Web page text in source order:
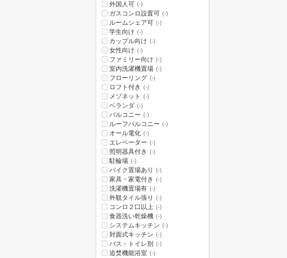
外国人可 (-)
ガスコンロ設置可 (-)
ルームシェア可 (-)
学生向け (-)
カップル向け (-)
女性向け (-)
ファミリー向け (-)
室内洗濯機置場 (-)
フローリング (-)
ロフト付き (-)
メゾネット (-)
ベランダ (-)
バルコニー (-)
ルーフバルコニー (-)
オール電化 (-)
エレベーター (-)
照明器具付き (-)
駐輪場 (-)
バイク置場あり (-)
家具・家電付き (-)
洗濯機置場有 (-)
外観タイル張り (-)
コンロ２口以上 (-)
食器洗い乾燥機 (-)
システムキッチン (-)
対面式キッチン (-)
バス・トイレ別 (-)
追焚機能浴室 (-)